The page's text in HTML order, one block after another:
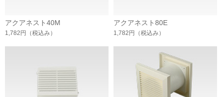
アクアネスト40M
1,782円 （税込み）
アクアネスト80E
1,782円 （税込み）